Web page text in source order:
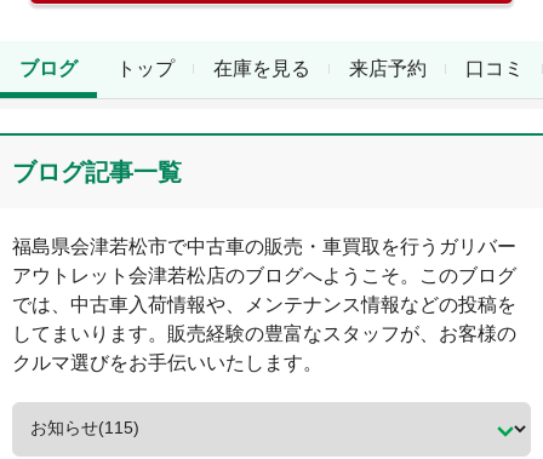
トップ 在庫を見る 来店予約 口コミ
ブログ
ブログ記事一覧
福島県会津若松市で中古車の販売・車買取を行う ガリバー
アウトレット会津若松店のブログへようこそ。このブログ
では、中古車入荷情報や、メンテナンス情報などの投稿を
してまいります。販売経験の豊富なスタッフが、お客様の
クルマ選びをお手伝いいたします。